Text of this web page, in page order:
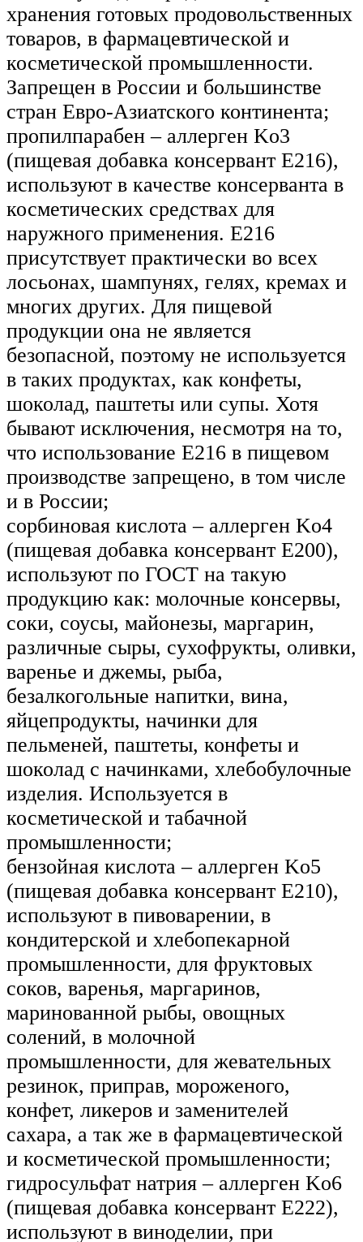
хранения готовых продовольственных
товаров, в фармацевтической и
косметической промышленности.
Запрещен в России и большинстве
стран Евро-Азиатского континента;
пропилпарабен – аллерген Ko3
(пищевая добавка консервант Е216),
используют в качестве консерванта в
косметических средствах для
наружного применения. E216
присутствует практически во всех
лосьонах, шампунях, гелях, кремах и
многих других. Для пищевой
продукции она не является
безопасной, поэтому не используется
в таких продуктах, как конфеты,
шоколад, паштеты или супы. Хотя
бывают исключения, несмотря на то,
что использование E216 в пищевом
производстве запрещено, в том числе
и в России;
сорбиновая кислота – аллерген Ko4
(пищевая добавка консервант E200),
используют по ГОСТ на такую
продукцию как: молочные консервы,
соки, соусы, майонезы, маргарин,
различные сыры, сухофрукты, оливки,
варенье и джемы, рыба,
безалкогольные напитки, вина,
яйцепродукты, начинки для
пельменей, паштеты, конфеты и
шоколад с начинками, хлебобулочные
изделия. Используется в
косметической и табачной
промышленности;
бензойная кислота – аллерген Ko5
(пищевая добавка консервант E210),
используют в пивоварении, в
кондитерской и хлебопекарной
промышленности, для фруктовых
соков, варенья, маргаринов,
маринованной рыбы, овощных
солений, в молочной
промышленности, для жевательных
резинок, приправ, мороженого,
конфет, ликеров и заменителей
сахара, а так же в фармацевтической
и косметической промышленности;
гидросульфат натрия – аллерген Ko6
(пищевая добавка консервант Е222),
используют в виноделии, при